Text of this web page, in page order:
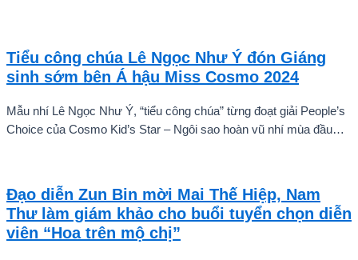
Tiểu công chúa Lê Ngọc Như Ý đón Giáng
sinh sớm bên Á hậu Miss Cosmo 2024
Mẫu nhí Lê Ngọc Như Ý, “tiểu công chúa” từng đoạt giải People’s
Choice của Cosmo Kid’s Star – Ngôi sao hoàn vũ nhí mùa đầu
Đạo diễn Zun Bin mời Mai Thế Hiệp, Nam
Thư làm giám khảo cho buổi tuyển chọn diễn
viên “Hoa trên mộ chị”